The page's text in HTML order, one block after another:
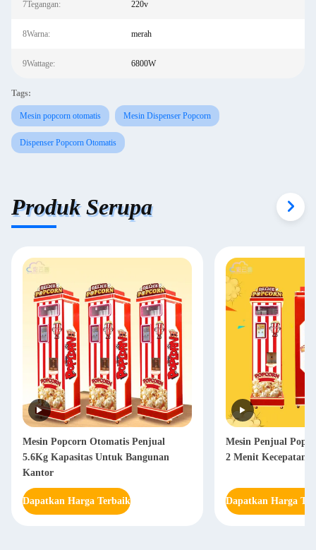
7Tegangan: 220v
8Warna: merah
9Wattage: 6800W
Tags:
Mesin popcorn otomatis Mesin Dispenser Popcorn
Dispenser Popcorn Otomatis
Produk Serupa
Mesin Popcorn Otomatis Penjual
5.6Kg Kapasitas Untuk Bangunan
Kantor
Dapatkan Harga Terbaik
Mesin Penjual
2 Menit Kecepatan
Dapatkan Harga